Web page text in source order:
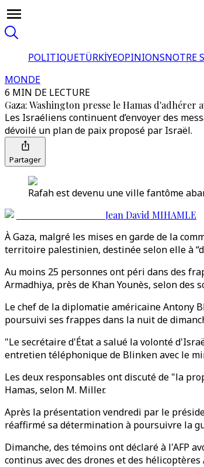
POLITIQUETÜRKİYEOPINIONSNOTRE
MONDE
6 MIN DE LECTURE
Gaza: Washington presse le Hamas d'adhérer
Les Israéliens continuent d’envoyer des
dévoilé un plan de paix proposé par Israël.
Partager
Rafah est devenu une ville fantôme
Jean David MIHAMLE
À Gaza, malgré les mises en garde de la
territoire palestinien, destinée selon elle à
Au moins 25 personnes ont péri dans des
Armadhiya, près de Khan Younès, selon des
Le chef de la diplomatie américaine Antony
poursuivi ses frappes dans la nuit de
"Le secrétaire d'État a salué la volonté
entretien téléphonique de Blinken avec le
Les deux responsables ont discuté de "la
Hamas, selon M. Miller.
Après la présentation vendredi par le
réaffirmé sa détermination à poursuivre la
Dimanche, des témoins ont déclaré à l'AFP
continus avec des drones et des hélicoptères